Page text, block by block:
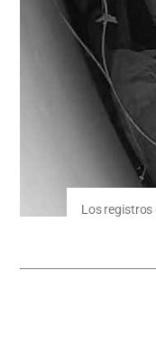
Los registros